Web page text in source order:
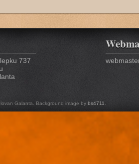
737
Galanta. Background image by bs4711